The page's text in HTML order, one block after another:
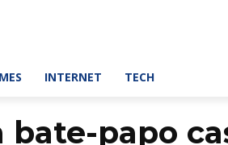
INTERNET TECH
papo